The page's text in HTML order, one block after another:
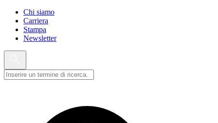
Chi siamo
Carriera
Stampa
Newsletter